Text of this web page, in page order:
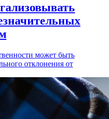
может быть
отклонения от